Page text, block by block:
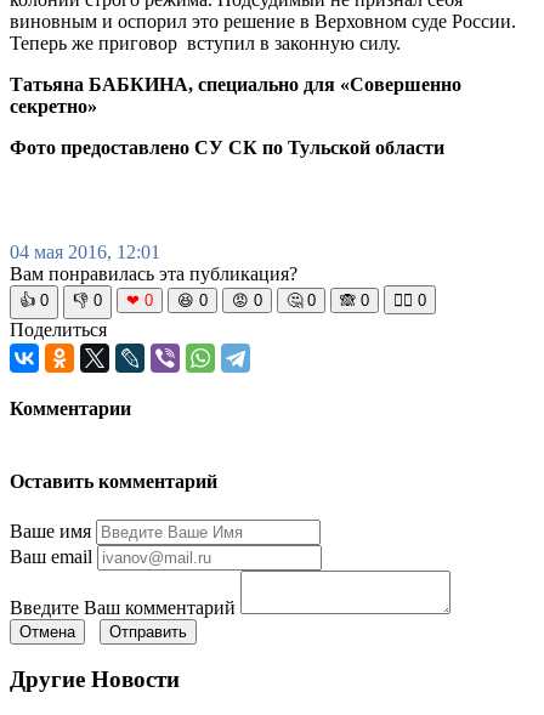
виновным и оспорил это решение в Верховном суде России.
Теперь же приговор вступил в законную силу.
Татьяна БАБКИНА, специально для «Совершенно
секретно»
Фото предоставлено СУ СК по Тульской области
04 мая 2016, 12:01
Вам понравилась эта публикация?
👍 0 👎 0 ❤ 0 😆 0 😡 0 🤔 0 🙈 0 🧘‍♀️ 0
Поделиться
Комментарии
Оставить комментарий
Ваше имя
Ваш email
Введите Ваш комментарий
Отмена Отправить
Другие Новости